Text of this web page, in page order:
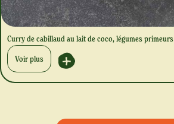
Curry de cabillaud au lait de coco, légumes primeurs
Voir plus